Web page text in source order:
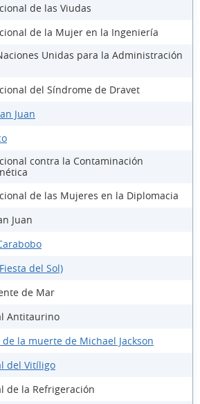
de las Viudas
de la Mujer en la Ingeniería
Unidas para la Administración
del Síndrome de Dravet
Juan
contra la Contaminación
de las Mujeres en la Diplomacia
Juan
del Sol)
de Mar
Antitaurino
la muerte de Michael Jackson
del Vitíligo
de la Refrigeración